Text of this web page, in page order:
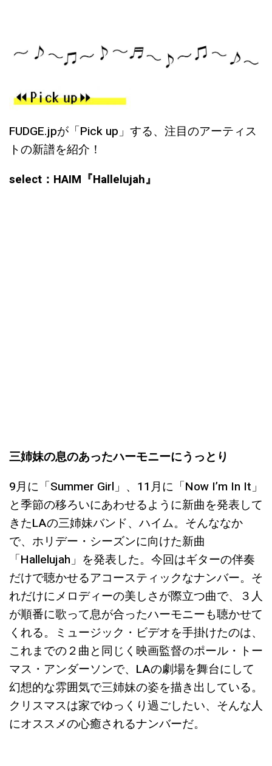
FUDGE.jpが「Pick up」する、注目のアーティス
トの新譜を紹介！
select：HAIM『Hallelujah』
三姉妹の息のあったハーモニーにうっとり
9月に「Summer Girl」、11月に「Now I’m In It」
と季節の移ろいにあわせるように新曲を発表して
きたLAの三姉妹バンド、ハイム。そんななか
で、ホリデー・シーズンに向けた新曲
「Hallelujah」を発表した。今回はギターの伴奏
だけで聴かせるアコースティックなナンバー。そ
れだけにメロディーの美しさが際立つ曲で、３人
が順番に歌って息が合ったハーモニーも聴かせて
くれる。ミュージック・ビデオを手掛けたのは、
これまでの２曲と同じく映画監督のポール・トー
マス・アンダーソンで、LAの劇場を舞台にして
幻想的な雰囲気で三姉妹の姿を描き出している。
クリスマスは家でゆっくり過ごしたい、そんな人
にオススメの心癒されるナンバーだ。